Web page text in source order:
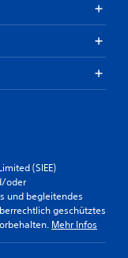
(SIEE)
oder
und begleitendes
geschütztes
Mehr Infos